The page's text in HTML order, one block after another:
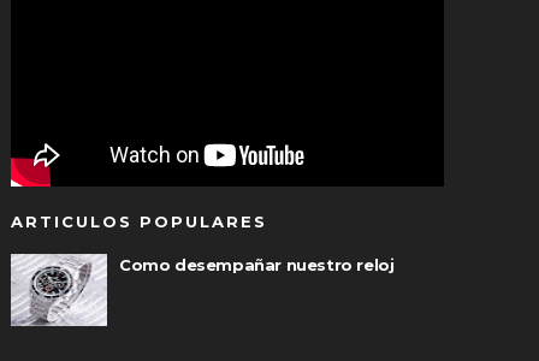
ARTICULOS POPULARES
Como desempañar nuestro reloj